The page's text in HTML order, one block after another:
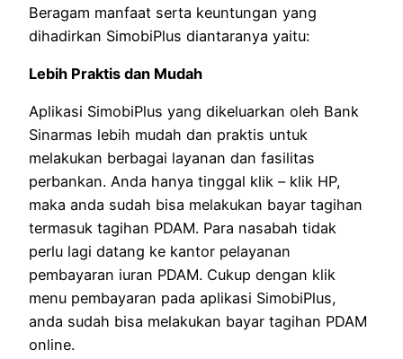
Beragam manfaat serta keuntungan yang
dihadirkan SimobiPlus diantaranya yaitu:
Lebih Praktis dan Mudah
Aplikasi SimobiPlus yang dikeluarkan oleh Bank
Sinarmas lebih mudah dan praktis untuk
melakukan berbagai layanan dan fasilitas
perbankan. Anda hanya tinggal klik – klik HP,
maka anda sudah bisa melakukan bayar tagihan
termasuk tagihan PDAM. Para nasabah tidak
perlu lagi datang ke kantor pelayanan
pembayaran iuran PDAM. Cukup dengan klik
menu pembayaran pada aplikasi SimobiPlus,
anda sudah bisa melakukan bayar tagihan PDAM
online.